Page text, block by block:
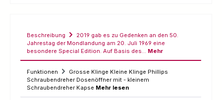
Beschreibung
2019 gab es zu Gedenken an den 50.
Jahrestag der Mondlandung am 20. Juli 1969 eine
besondere Special Edition. Auf Basis des… Mehr
Funktionen
Grosse Klinge Kleine Klinge Phillips
Schraubendreher Dosenöffner mit - kleinem
Schraubendreher Kapse Mehr lesen